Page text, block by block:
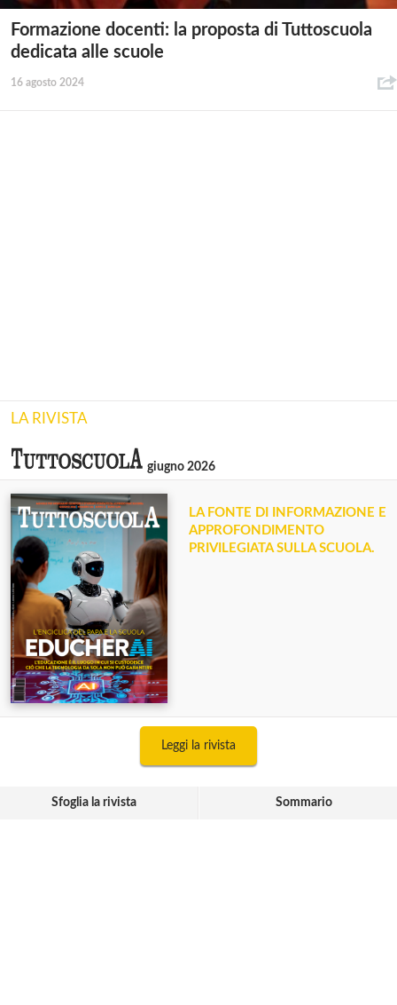
Formazione docenti: la proposta di Tuttoscuola
dedicata alle scuole
16 agosto 2024
LA RIVISTA
giugno 2026
LA FONTE DI INFORMAZIONE E
APPROFONDIMENTO
PRIVILEGIATA SULLA SCUOLA.
Leggi la rivista
Sfoglia la rivista Sommario